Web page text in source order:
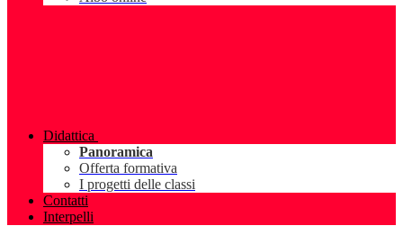
Didattica
Panoramica
Offerta formativa
I progetti delle classi
Contatti
Interpelli